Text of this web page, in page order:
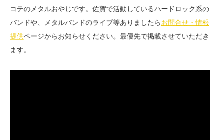
コテのメタルおやじです。佐賀で活動しているハードロック系の
バンドや、メタルバンドのライブ等ありましたらお問合せ・情報
提供ページからお知らせください。最優先で掲載させていただき
ます。